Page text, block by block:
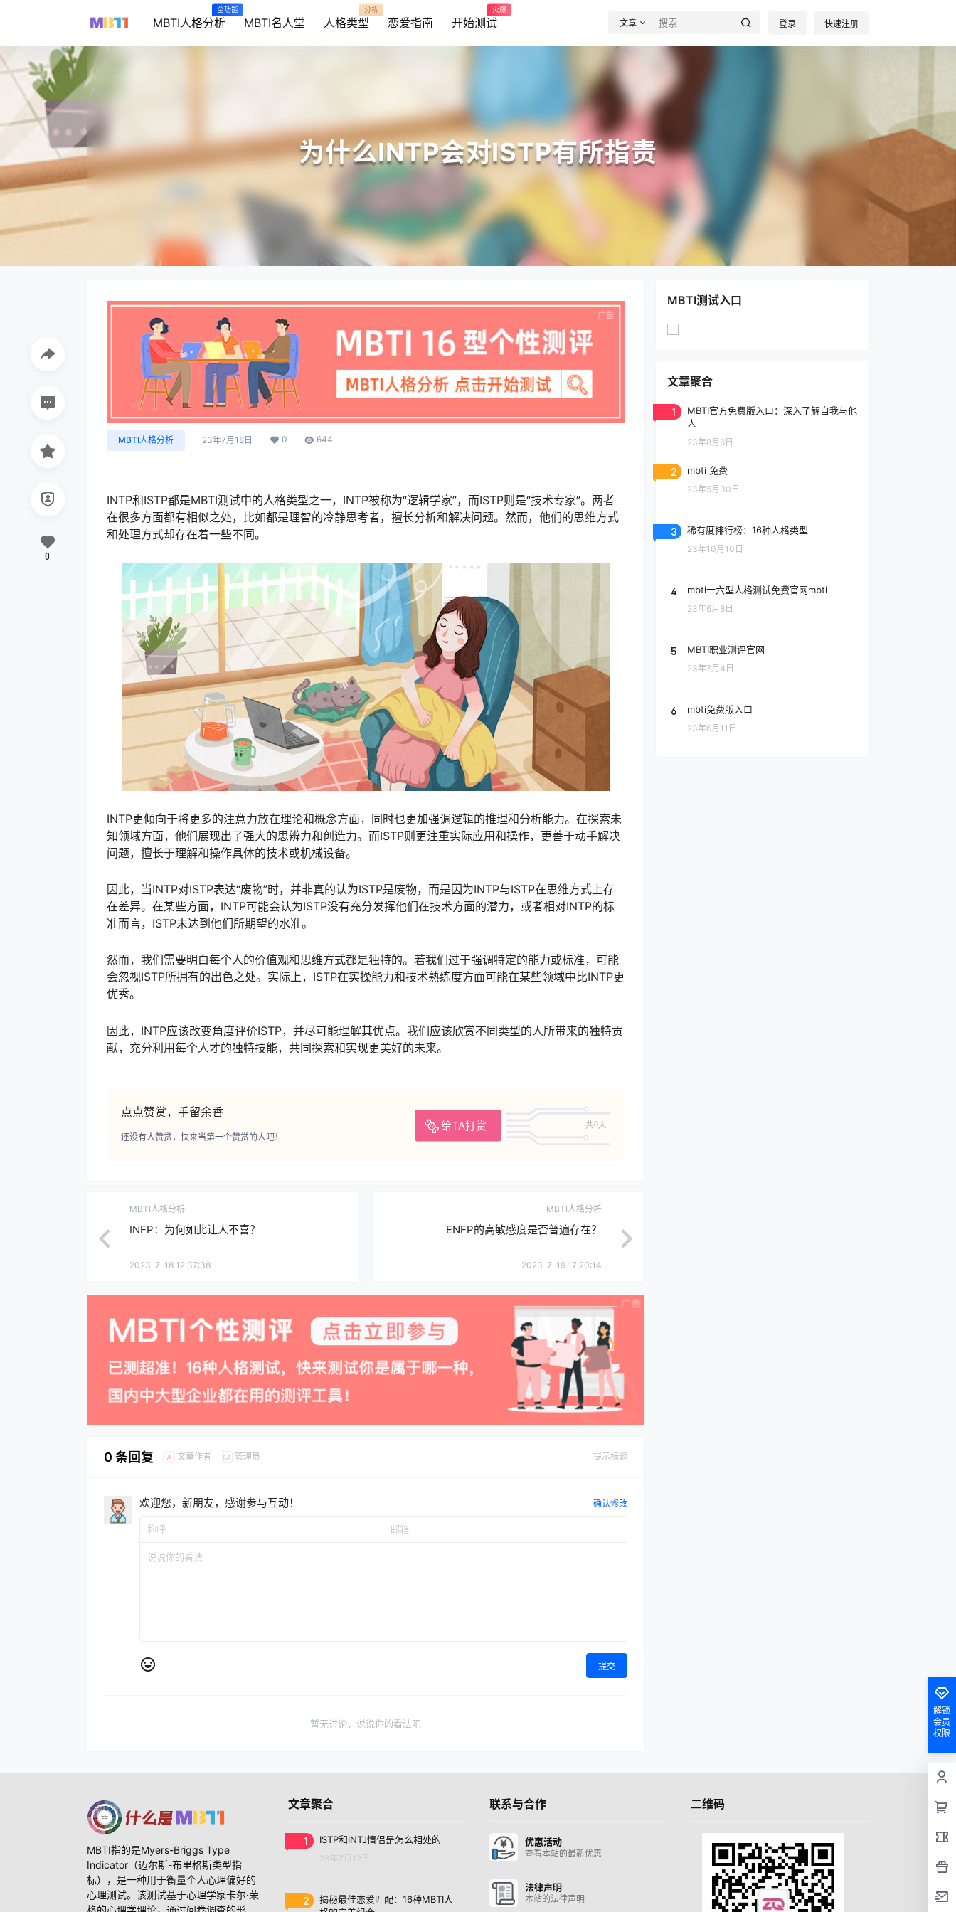
MBTI人格分析
全功能
MBTI名人堂 人格类型
分析
恋爱指南 开始测试
火爆
文章 登录 快速注册
为什么INTP会对ISTP有所指责
MBTI人格分析 23年7月18日 0 644
INTP和ISTP都是MBTI测试中的人格类型之一，INTP被称为“逻辑学家”，而ISTP则是“技术专家”。两者
在很多方面都有相似之处，比如都是理智的冷静思考者，擅长分析和解决问题。然而，他们的思维方式
和处理方式却存在着一些不同。
INTP更倾向于将更多的注意力放在理论和概念方面，同时也更加强调逻辑的推理和分析能力。在探索未
知领域方面，他们展现出了强大的思辨力和创造力。而ISTP则更注重实际应用和操作，更善于动手解决
问题，擅长于理解和操作具体的技术或机械设备。
因此，当INTP对ISTP表达“废物”时，并非真的认为ISTP是废物，而是因为INTP与ISTP在思维方式上存
在差异。在某些方面，INTP可能会认为ISTP没有充分发挥他们在技术方面的潜力，或者相对INTP的标
准而言，ISTP未达到他们所期望的水准。
然而，我们需要明白每个人的价值观和思维方式都是独特的。若我们过于强调特定的能力或标准，可能
会忽视ISTP所拥有的出色之处。实际上，ISTP在实操能力和技术熟练度方面可能在某些领域中比INTP更
优秀。
因此，INTP应该改变角度评价ISTP，并尽可能理解其优点。我们应该欣赏不同类型的人所带来的独特贡
献，充分利用每个人才的独特技能，共同探索和实现更美好的未来。
点点赞赏，手留余香
给TA打赏 共0人
还没有人赞赏，快来当第一个赞赏的人吧！
0
MBTI人格分析
INFP：为何如此让人不喜？
2023-7-18 12:37:38
MBTI人格分析
ENFP的高敏感度是否普遍存在？
2023-7-19 17:20:14
0 条回复 A 文章作者 M 管理员 提示标题
欢迎您，新朋友，感谢参与互动！ 确认修改
提交
暂无讨论，说说你的看法吧
MBTI测试入口
文章聚合
1
MBTI官方免费版入口：深入了解自我与他
人
23年8月6日
2 mbti 免费
23年5月30日
3 稀有度排行榜：16种人格类型
23年10月10日
4 mbti十六型人格测试免费官网mbti
23年6月8日
5 MBTI职业测评官网
23年7月4日
6 mbti免费版入口
23年6月11日
解锁
会员
权限
MBTI指的是Myers-Briggs Type
Indicator（迈尔斯-布里格斯类型指
标），是一种用于衡量个人心理偏好的
心理测试。该测试基于心理学家卡尔·荣
格的心理学理论，通过问卷调查的形
文章聚合
1 ISTP和INTJ情侣是怎么相处的
23年7月12日
2
揭秘最佳恋爱匹配：16种MBTI人
联系与合作
优惠活动
查看本站的最新优惠
法律声明
本站的法律声明
二维码